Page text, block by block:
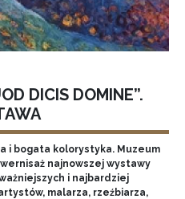
DICIS DOMINE”.
i bogata kolorystyka. Muzeum
najnowszej wystawy
i najbardziej
malarza, rzeźbiarza,